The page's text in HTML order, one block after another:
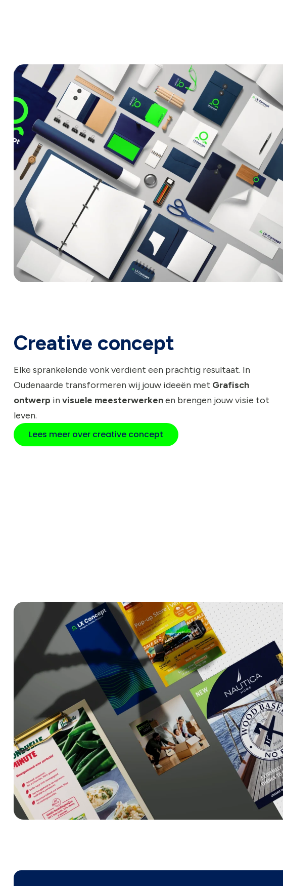
Creative concept
Elke sprankelende vonk verdient een prachtig resultaat. In
Oudenaarde transformeren wij jouw ideeën met Grafisch
ontwerp invisuele meesterwerkenen brengen jouw visie tot
leven.
Lees meer over creative concept